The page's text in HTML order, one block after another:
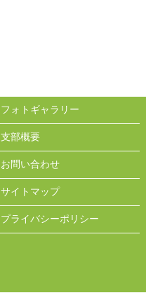
フォトギャラリー
︎支部概要
︎お問い合わせ
サイトマップ
︎プライバシーポリシー